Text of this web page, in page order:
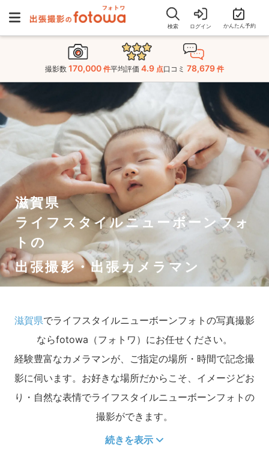
検索 ログイン かんたん予約
撮影数 170,000 件平均評価 4.9 点口コミ 78,679 件
滋賀県
ライフスタイルニューボーンフォ
トの
出張撮影・出張カメラマン
滋賀県でライフスタイルニューボーンフォトの写真撮影
ならfotowa（フォトワ）にお任せください。
経験豊富なカメラマンが、ご指定の場所・時間で記念撮
影に伺います。お好きな場所だからこそ、イメージどお
り・自然な表情でライフスタイルニューボーンフォトの
撮影ができます。
続きを表示